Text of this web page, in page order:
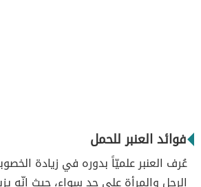
فوائد العنبر للحمل
عُرف العنبر علميّاً بدوره في زيادة
الرجل والمرأة على حدٍ سواء، حيث إنّه